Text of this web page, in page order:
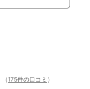
（ 175件の口コミ ）